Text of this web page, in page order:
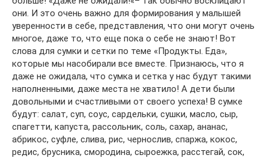
они. И это очень важно для формирования у малышей
уверенности в себе, представления, что они могут очень
многое, даже то, что еще пока о себе не знают! Вот
слова для сумки и сетки по теме «Продукты. Еда»,
которые мы насобирали все вместе. Признаюсь, что я
даже не ожидала, что сумка и сетка у нас будут такими
наполненными, даже места не хватило! А дети были
довольными и счастливыми от своего успеха! В сумке
будут: салат, суп, соус, сардельки, сушки, масло, сыр,
спагетти, капуста, рассольник, соль, сахар, ананас,
абрикос, суфле, слива, рис, чернослив, спаржа, кокос,
редис, брусника, смородина, сыроежка, расстегай, сок,